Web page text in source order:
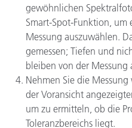
gewöhnlichen
Smart-Spot-Funktion,
Messung auszuwählen.
gemessen; Tiefen und
bleiben von der Messung
Nehmen Sie die
der Voransicht
um zu ermitteln, ob die
Toleranzbereichs liegt.